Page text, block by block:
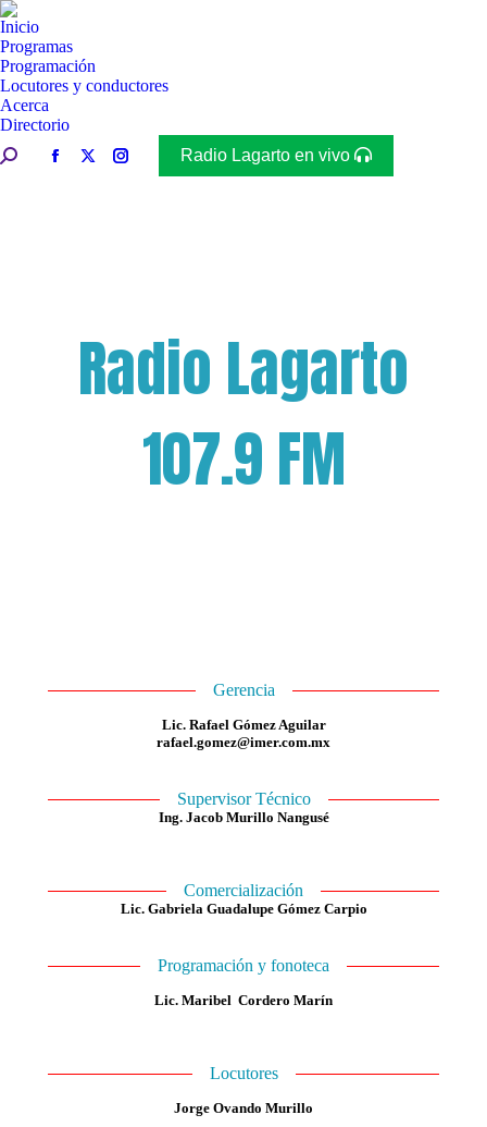
Inicio
Programas
Programación
Locutores y conductores
Acerca
Directorio
Buscar:
Facebook
X
Instagram
Radio Lagarto en vivo
Radio Lagarto
107.9 FM
Gerencia
Lic. Rafael Gómez Aguilar
rafael.gomez@imer.com.mx
Supervisor Técnico
Ing. Jacob Murillo Nangusé
Comercialización
Lic. Gabriela Guadalupe Gómez Carpio
Programación y fonoteca
Lic. Maribel Cordero Marín
Locutores
Jorge Ovando Murillo